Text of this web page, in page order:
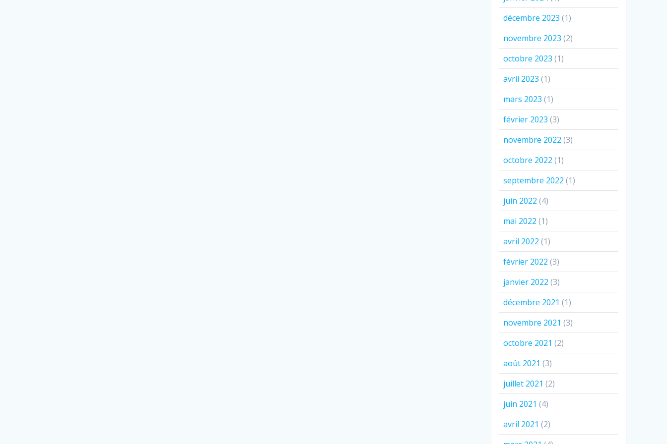
décembre 2023 (1)
novembre 2023 (2)
octobre 2023 (1)
avril 2023 (1)
mars 2023 (1)
février 2023 (3)
novembre 2022 (3)
octobre 2022 (1)
septembre 2022 (1)
juin 2022 (4)
mai 2022 (1)
avril 2022 (1)
février 2022 (3)
janvier 2022 (3)
décembre 2021 (1)
novembre 2021 (3)
octobre 2021 (2)
août 2021 (3)
juillet 2021 (2)
juin 2021 (4)
avril 2021 (2)